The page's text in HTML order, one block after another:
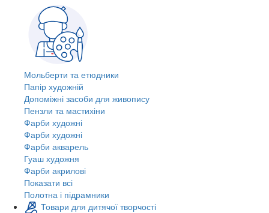
Мольберти та етюдники
Папір художній
Допоміжні засоби для живопису
Пензли та мастихіни
Фарби художні
Фарби художні
Фарби акварель
Гуаш художня
Фарби акрилові
Показати всі
Полотна і підрамники
Товари для дитячої творчості